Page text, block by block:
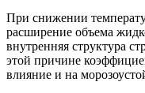
При снижении
расширение объема
внутренняя структура
этой причине
влияние и на